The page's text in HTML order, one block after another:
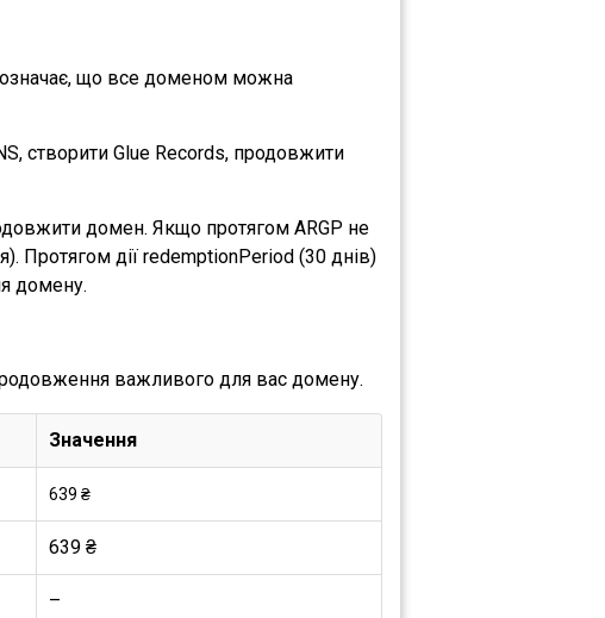
означає, що все доменом можна
створити Glue Records, продовжити
домен. Якщо протягом ARGP не
Протягом дії redemptionPeriod (30 днів)
домену.
важливого для вас домену.
Значення
639 ₴
639 ₴
–